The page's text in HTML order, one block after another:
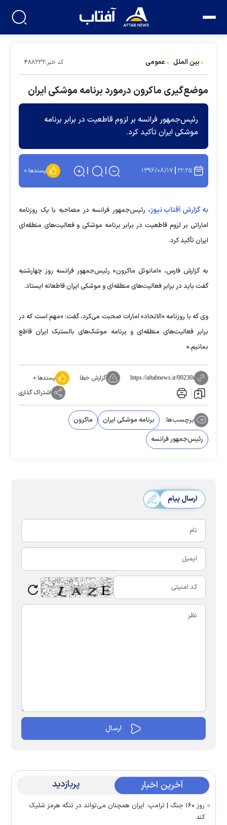
بین الملل عمومی کد خبر:۴۸۸۲۳۲
موضع‌گیری ماکرون درمورد برنامه موشکی ایران
رئیس‌جمهور فرانسه بر لزوم قاطعیت در برابر برنامه
موشکی ایران تأکید کرد.
۲۲:۲۵ ۱۳۹۶/۰۸/۱۷ پسندها:۰
به گزارش آفتاب نیوز، رئیس‌جمهور فرانسه در مصاحبه با یک روزنامه
اماراتی بر لزوم قاطعیت در برابر برنامه موشکی و فعالیت‌های منطقه‌ای
ایران تأکید کرد.
به گزارش فارس، «امانوئل ماکرون» رئیس‌جمهور فرانسه روز چهارشنبه
گفت باید در برابر فعالیت‌های منطقه‌ای و موشکی ایران قاطعانه ایستاد.
وی که با روزنامه «الاتحاد» امارات صحبت می‌کرد، گفت: «مهم است که در
برابر فعالیت‌های منطقه‌ای و برنامه موشک‌های بالستیک ایران قاطع
بمانیم.»
https://aftabnews.ir/00230i گزارش خطا پسندها:۰
اشتراک گذاری
برچسب‌ها: برنامه موشکی ایران
ماکرون
رئیس‌جمهور فرانسه
ارسال پیام
آخرین اخبار پربازدید
روز ۱۶۰ جنگ | ترامپ: ایران همچنان می‌تواند در تنگه هرمز شلیک
کند